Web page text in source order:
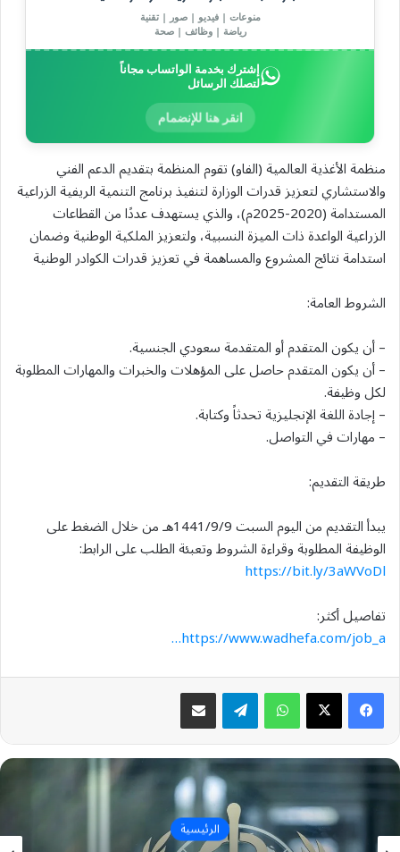
منوعات | فيديو | صور | تقنية
رياضة | وظائف | صحة
إشترك بخدمة الواتساب مجاناً
لتصلك الرسائل
انقر هنا للإنضمام
منظمة الأغذية العالمية (الفاو) تقوم المنظمة بتقديم الدعم الفني
والاستشاري لتعزيز قدرات الوزارة لتنفيذ برنامج التنمية الريفية الزراعية
المستدامة (2020-2025م)، والذي يستهدف عددًا من القطاعات
الزراعية الواعدة ذات الميزة النسبية، ولتعزيز الملكية الوطنية وضمان
استدامة نتائج المشروع والمساهمة في تعزيز قدرات الكوادر الوطنية
الشروط العامة:
– أن يكون المتقدم أو المتقدمة سعودي الجنسية.
– أن يكون المتقدم حاصل على المؤهلات والخبرات والمهارات المطلوبة
لكل وظيفة.
– إجادة اللغة الإنجليزية تحدثاً وكتابة.
– مهارات في التواصل.
طريقة التقديم:
يبدأ التقديم من اليوم السبت 1441/9/9هـ من خلال الضغط على
الوظيفة المطلوبة وقراءة الشروط وتعبئة الطلب على الرابط:
https://bit.ly/3aWVoDl
تفاصيل أكثر:
https://www.wadhefa.com/job_a…
واتسابتيلقرام مشاركة عبر البريد
الرئيسية